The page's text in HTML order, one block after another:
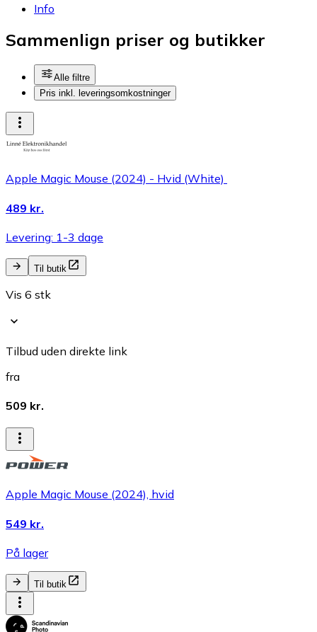
Info
Sammenlign priser og butikker
Alle filtre
Pris inkl. leveringsomkostninger
Apple Magic Mouse (2024) - Hvid (White) ‎
489 kr.
Levering: 1-3 dage
Til butik
Vis 6 stk
Tilbud uden direkte link
fra
509 kr.
Apple Magic Mouse (2024), hvid
549 kr.
På lager
Til butik